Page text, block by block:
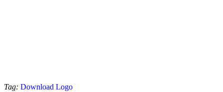
Tag: Download Logo